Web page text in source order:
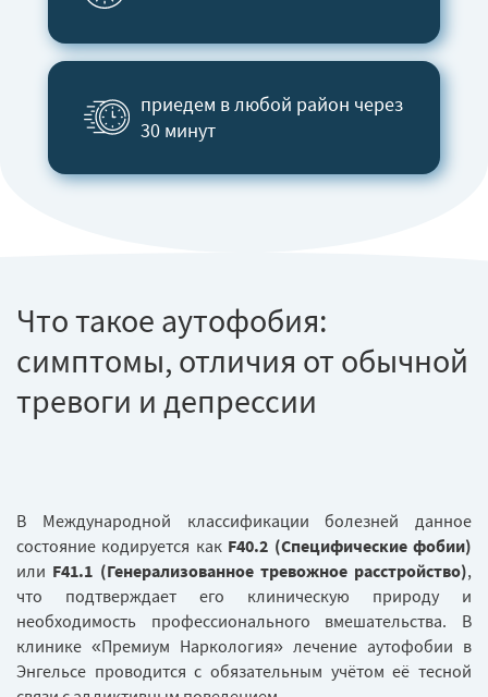
приедем в любой район через
30 минут
Что такое аутофобия:
симптомы, отличия от обычной
тревоги и депрессии
В Международной классификации болезней данное
состояние кодируется как F40.2 (Специфические фобии)
или F41.1 (Генерализованное тревожное расстройство),
что подтверждает его клиническую природу и
необходимость профессионального вмешательства. В
клинике «Премиум Наркология» лечение аутофобии в
Энгельсе проводится с обязательным учётом её тесной